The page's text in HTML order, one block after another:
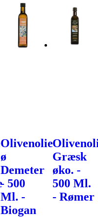
Olivenolie
ø
Demeter
- 500
Ml. -
Biogan
Græsk
øko. -
500 Ml.
- Rømer